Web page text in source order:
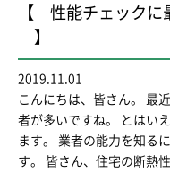
【 性能チェックに
】
2019.11.01
こんにちは、皆さん。 最
者が多いですね。 とはい
ます。 業者の能力を知る
す。 皆さん、住宅の断熱